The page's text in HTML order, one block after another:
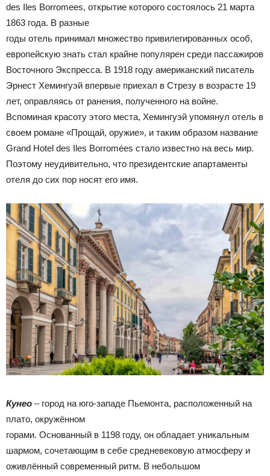
des Iles Borromees, открытие которого состоялось 21 марта
1863 года. В разные
годы отель принимал множество привилегированных особ,
европейскую знать стал крайне популярен среди пассажиров
Восточного Экспресса. В 1918 году американский писатель
Эрнест Хемингуэй впервые приехал в Стрезу в возрасте 19
лет, оправляясь от ранения, полученного на войне.
Вспоминая красоту этого места, Хемингуэй упомянул отель в
своем романе «Прощай, оружие», и таким образом название
Grand Hotel des Iles Borromées стало известно на весь мир.
Поэтому неудивительно, что президентские апартаменты
отеля до сих пор носят его имя.
Кунео – город на юго-западе Пьемонта, расположенный на
плато, окружённом
горами. Основанный в 1198 году, он обладает уникальным
шармом, сочетающим в себе средневековую атмосферу и
оживлённый современный ритм. В небольшом